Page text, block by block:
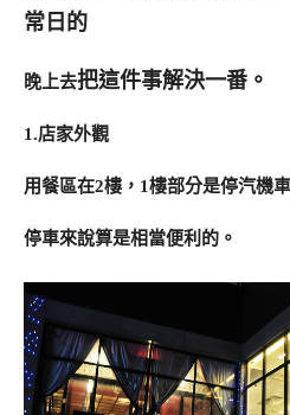
常日的
晚上去把這件事解決一番。
1.店家外觀
用餐區在2樓，1樓部分是停汽機
停車來說算是相當便利的。